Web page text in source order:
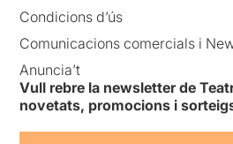
Condicions d’ús
Comunicacions comercials i
Anuncia’t
Vull rebre la newsletter de
novetats, promocions i